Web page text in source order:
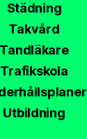
Städning
Takvård
Tandläkare
Trafikskola
Utbildning